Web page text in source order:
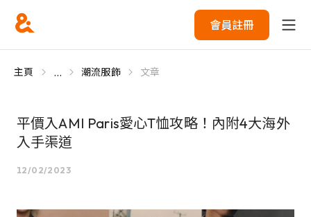
會員註冊
主頁 ... 潮流服飾 文章
平價入AMI Paris愛心T恤攻略！內附4大海外
入手渠道
12/02/2023